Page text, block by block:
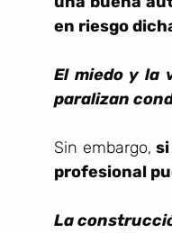
en riesgo
El miedo y la
paralizan
Sin embargo,
profesional
La